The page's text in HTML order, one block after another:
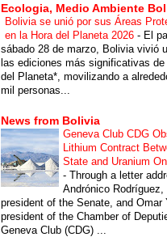
Ecologia, Medio Ambiente
Bolivia se unió por sus Áreas
en la Hora del Planeta 2026 - El
sábado 28 de marzo, Bolivia vivió
las ediciones más significativas de
del Planeta*, movilizando a
mil personas...
News from Bolivia
Geneva Club CDG
Lithium Contract
State and Uranium
- Through a letter
Andrónico Rodríguez,
president of the Senate, and Omar
president of the Chamber of
Geneva Club (CDG) ...